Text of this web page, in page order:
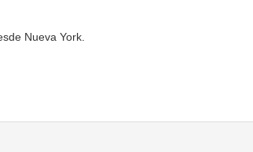
Nueva York.